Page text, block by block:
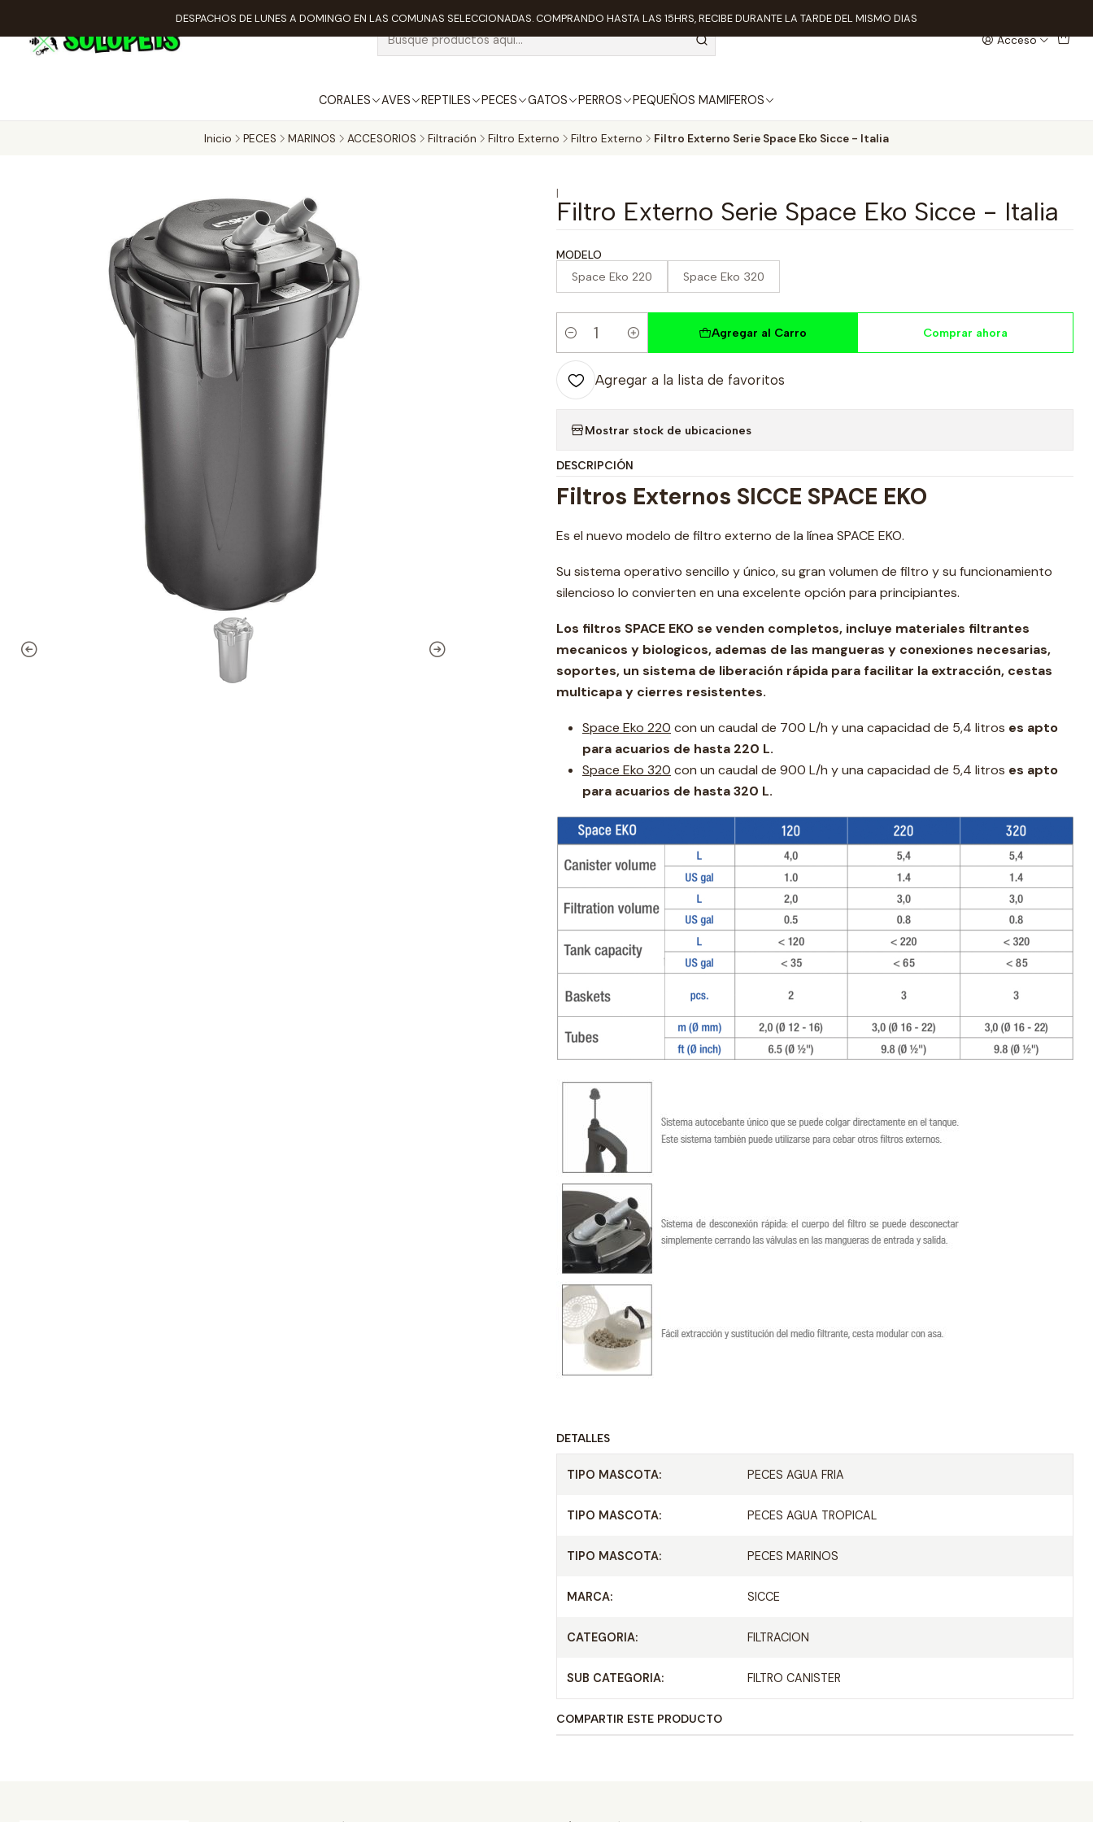
Acceso
CORALES AVES REPTILES PECES GATOS PERROS PEQUEÑOS MAMIFEROS
DESPACHOS DE LUNES A DOMINGO EN LAS COMUNAS SELECCIONADAS. COMPRANDO HASTA LAS 15HRS, RECIBE DURANTE LA TARDE DEL MISMO DIAS
Inicio PECES MARINOS ACCESORIOS Filtración Filtro Externo Filtro Externo Filtro Externo Serie Space Eko Sicce - Italia
|
Filtro Externo Serie Space Eko Sicce - Italia
MODELO
Space Eko 220 Space Eko 320
Cantidad
Agregar al Carro Comprar ahora
Agregar a la lista de favoritos
Mostrar stock de ubicaciones
DESCRIPCIÓN
Filtros Externos SICCE SPACE EKO
Es el nuevo modelo de filtro externo de la línea SPACE EKO.
Su sistema operativo sencillo y único, su gran volumen de filtro y su funcionamiento
silencioso lo convierten en una excelente opción para principiantes.
Los filtros SPACE EKO se venden completos, incluye materiales filtrantes
mecanicos y biologicos, ademas de las mangueras y conexiones necesarias,
soportes, un sistema de liberación rápida para facilitar la extracción, cestas
multicapa y cierres resistentes.
Space Eko 220 con un caudal de 700 L/h y una capacidad de 5,4 litros es apto
para acuarios de hasta 220 L.
Space Eko 320 con un caudal de 900 L/h y una capacidad de 5,4 litros es apto
para acuarios de hasta 320 L.
DETALLES
TIPO MASCOTA: PECES AGUA FRIA
TIPO MASCOTA: PECES AGUA TROPICAL
TIPO MASCOTA: PECES MARINOS
MARCA: SICCE
CATEGORIA: FILTRACION
SUB CATEGORIA: FILTRO CANISTER
COMPARTIR ESTE PRODUCTO